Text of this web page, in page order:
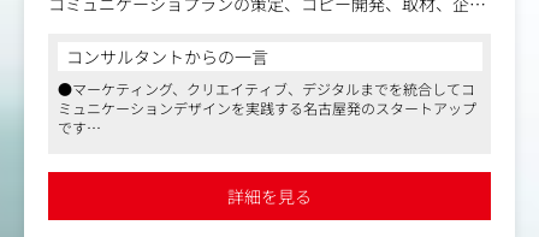
制作媒体は、Webサイトを中心に、グラフィック・映像・
CI/VI開発など多様な案件が発生します。
主には、大手広告会社からの案件ですが、企画段階から携
われる仕事が多く、
組める環境があります。
コンサルタントからの一言
●マーケティング、クリエイティブ、デジタルまでを統合してコ
ミュニケーションデザインを実践する名古屋発のスタートアップ
です
●短時間正社員や在宅勤務の相談にも応じていただけるなど、柔
軟な働き方を推奨しています。また、代表がPTA会長を務めてい
た経験から、子育てをする親御さんへの理解が深く、「PTA役員
詳細を見る